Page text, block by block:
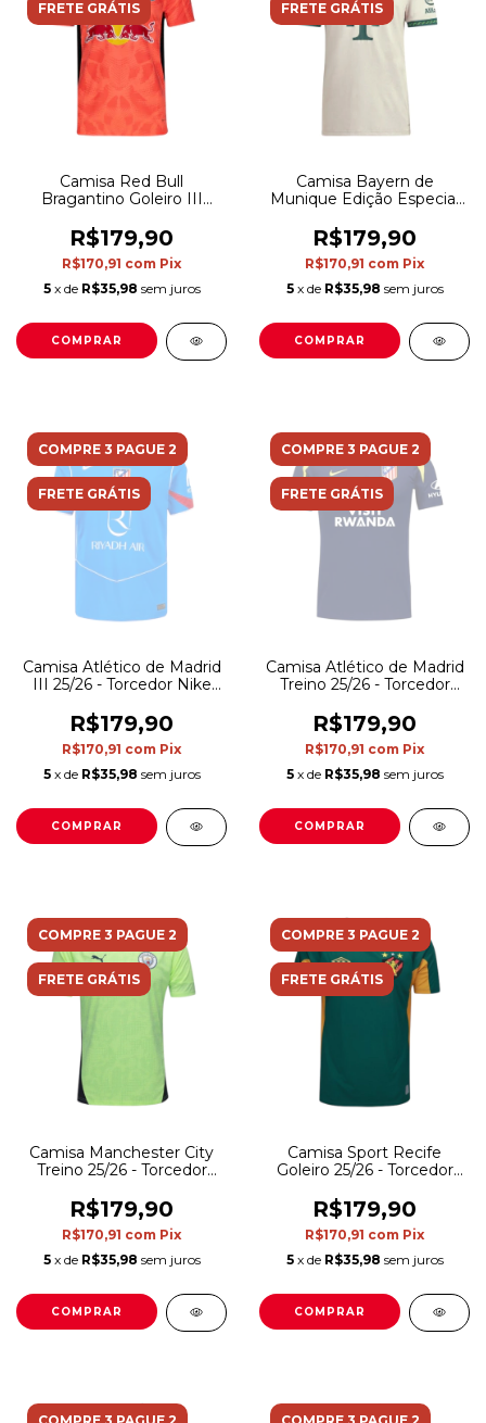
FRETE GRÁTIS
Camisa Red Bull
Bragantino Goleiro III
Masculina - Laranja
R$179,90
R$170,91 com Pix
5 x de R$35,98 sem juros
COMPRAR
FRETE GRÁTIS
Camisa Bayern de
Munique Edição Especial
Torcedor Adidas Masculina
- Bege e verde
R$179,90
R$170,91 com Pix
5 x de R$35,98 sem juros
COMPRAR
COMPRE 3 PAGUE 2
FRETE GRÁTIS
Camisa Atlético de Madrid
III 25/26 - Torcedor Nike
vermelha
R$179,90
R$170,91 com Pix
5 x de R$35,98 sem juros
COMPRAR
COMPRE 3 PAGUE 2
FRETE GRÁTIS
Camisa Atlético de Madrid
Treino 25/26 - Torcedor
amarela
R$179,90
R$170,91 com Pix
5 x de R$35,98 sem juros
COMPRAR
COMPRE 3 PAGUE 2
FRETE GRÁTIS
Camisa Manchester City
Treino 25/26 - Torcedor
R$179,90
R$170,91 com Pix
5 x de R$35,98 sem juros
COMPRAR
COMPRE 3 PAGUE 2
FRETE GRÁTIS
Camisa Sport Recife
Goleiro 25/26 - Torcedor
R$179,90
R$170,91 com Pix
5 x de R$35,98 sem juros
COMPRAR